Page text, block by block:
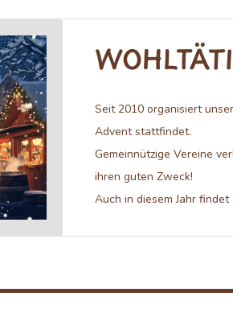
Seit 2010 organisiert
Advent stattfindet.
Gemeinnützige Vereine
ihren guten Zweck!
Auch in diesem Jahr